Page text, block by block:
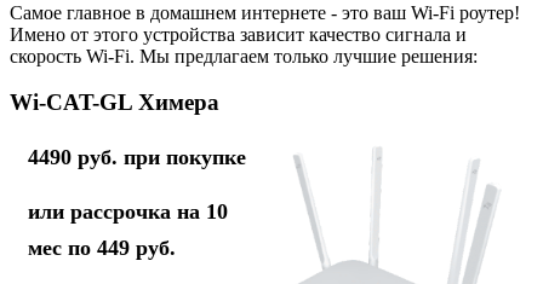
Самое главное в домашнем интернете - это ваш Wi-Fi роутер!
Имено от этого устройства зависит качество сигнала и
скорость Wi-Fi. Мы предлагаем только лучшие решения:
Wi-CAT-GL Химера
4490 руб. при покупке
или рассрочка на 10
мес по 449 руб.